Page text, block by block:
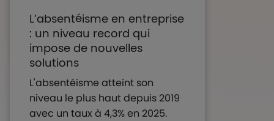
L’absentéisme en entreprise
: un niveau record qui
impose de nouvelles
solutions
L'absentéisme atteint son
niveau le plus haut depuis 2019
avec un taux à 4,3% en 2025.